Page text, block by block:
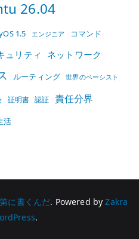
26.04
1.5 エンジニア コマンド
ュリティ ネットワーク
ルーティング 世界のベーシスト
証明書 認証 責任分界
活
に書くんだ. Powered byZakra
.